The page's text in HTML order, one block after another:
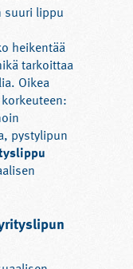
suuri lippu
heikentää
tarkoittaa
Oikea
pystylipun